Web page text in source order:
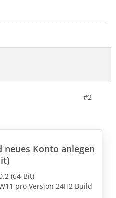
#2
Konto anlegen
(64-Bit)
pro Version 24H2 Build